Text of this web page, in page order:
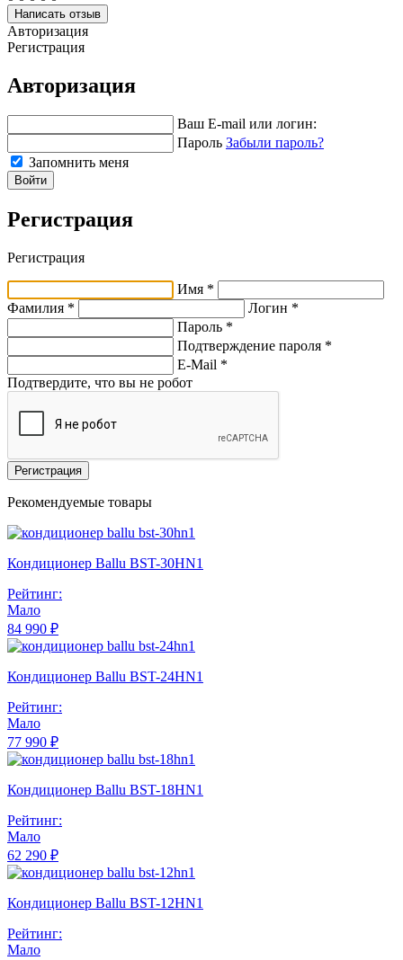
Написать отзыв
Авторизация
Регистрация
Авторизация
Ваш E-mail или логин:
Пароль Забыли пароль?
Запомнить меня
Войти
Регистрация
Регистрация
Имя *
Фамилия *
Логин *
Пароль *
Подтверждение пароля *
E-Mail *
Подтвердите, что вы не робот
Регистрация
Рекомендуемые товары
Кондиционер Ballu BST-30HN1
Рейтинг:
Мало
84 990 ₽
Кондиционер Ballu BST-24HN1
Рейтинг:
Мало
77 990 ₽
Кондиционер Ballu BST-18HN1
Рейтинг:
Мало
62 290 ₽
Кондиционер Ballu BST-12HN1
Рейтинг:
Мало